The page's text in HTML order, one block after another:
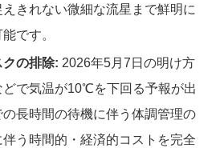
きれない微細な流星まで鮮明に
です。
の排除: 2026年5月7日の明け方
どで気温が10℃を下回る予報が出
長時間の待機に伴う体調管理の
伴う時間的・経済的コストを完全